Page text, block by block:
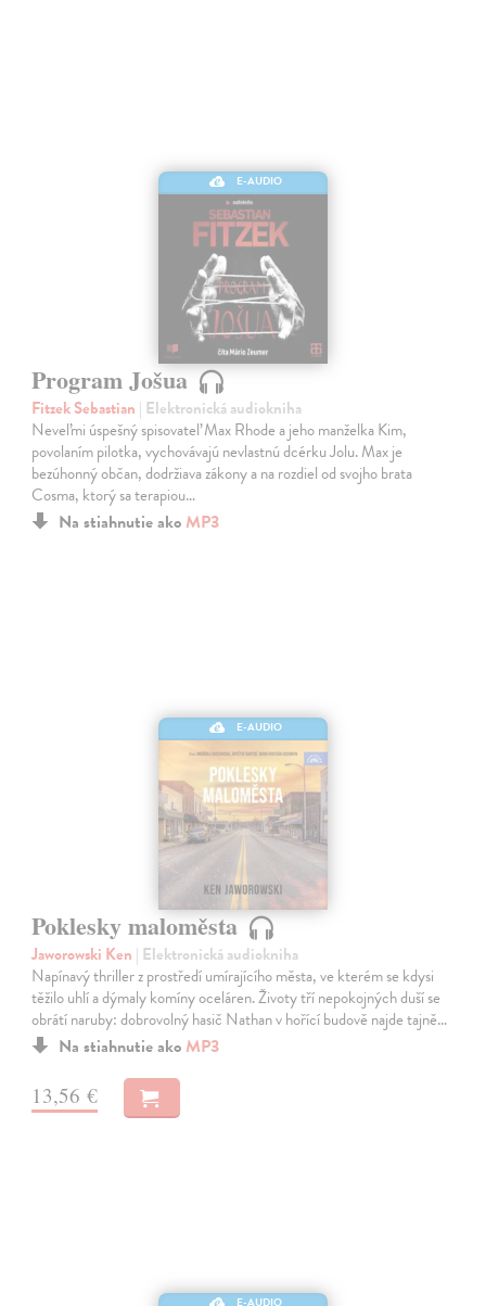
E-AUDIO
Program Jošua
Fitzek Sebastian | Elektronická audiokniha
Neveľmi úspešný spisovateľ Max Rhode a jeho manželka Kim,
povolaním pilotka, vychovávajú nevlastnú dcérku Jolu. Max je
bezúhonný občan, dodržiava zákony a na rozdiel od svojho brata
Cosma, ktorý sa terapiou…
Na stiahnutie ako MP3
E-AUDIO
Poklesky maloměsta
Jaworowski Ken | Elektronická audiokniha
Napínavý thriller z prostředí umírajícího města, ve kterém se kdysi
těžilo uhlí a dýmaly komíny oceláren. Životy tří nepokojných duší se
obrátí naruby: dobrovolný hasič Nathan v hořící budově najde tajně…
Na stiahnutie ako MP3
13,56 €
E-AUDIO